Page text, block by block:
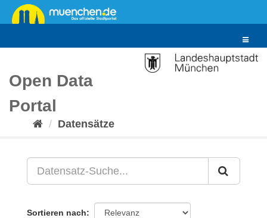
Überspringen
zum
Toggle
Open Data
Portal
Datensätze
Sortieren nach